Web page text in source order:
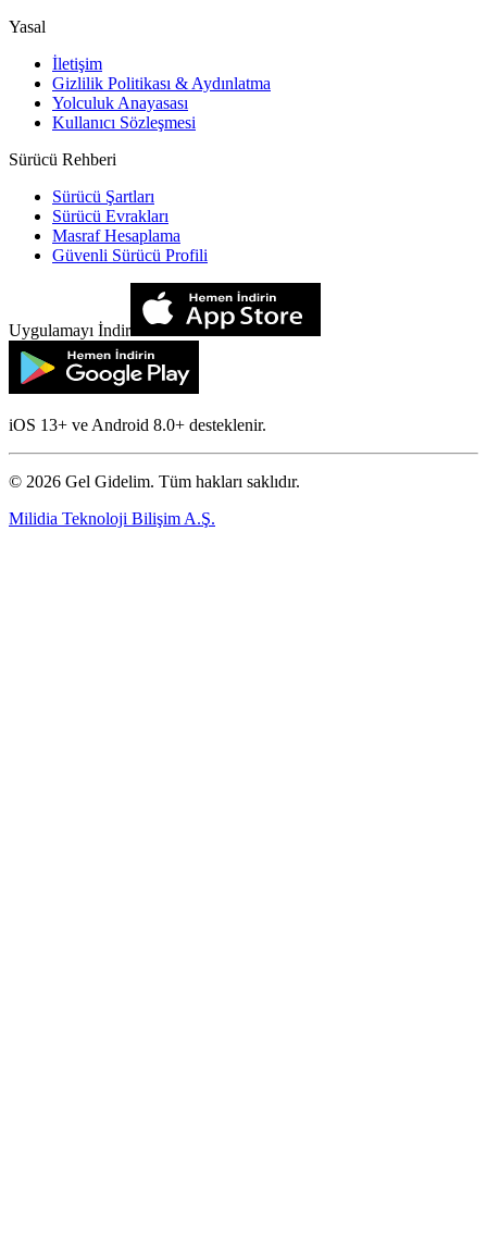
Yasal
İletişim
Gizlilik Politikası & Aydınlatma
Yolculuk Anayasası
Kullanıcı Sözleşmesi
Sürücü Rehberi
Sürücü Şartları
Sürücü Evrakları
Masraf Hesaplama
Güvenli Sürücü Profili
Uygulamayı İndir
iOS 13+ ve Android 8.0+ desteklenir.
© 2026 Gel Gidelim. Tüm hakları saklıdır.
Milidia Teknoloji Bilişim A.Ş.